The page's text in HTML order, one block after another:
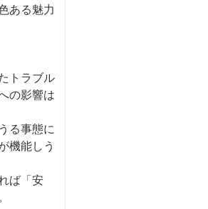
ある魅力
トラブル
の影響は
る事態に
機能しう
ば「安